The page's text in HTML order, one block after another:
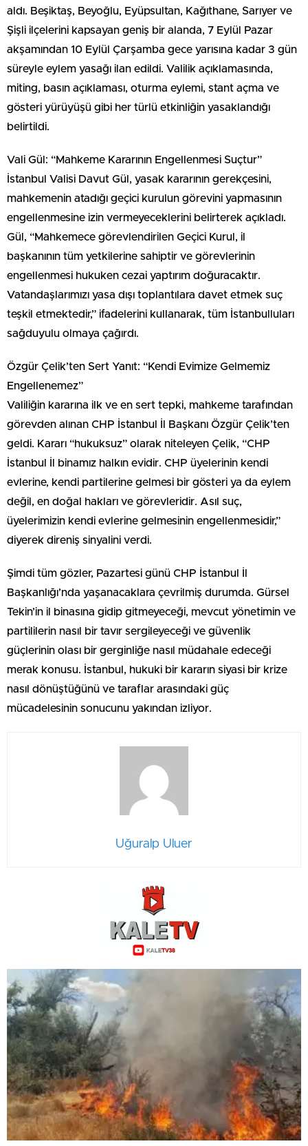
aldı. Beşiktaş, Beyoğlu, Eyüpsultan, Kağıthane, Sarıyer ve
Şişli ilçelerini kapsayan geniş bir alanda, 7 Eylül Pazar
akşamından 10 Eylül Çarşamba gece yarısına kadar 3 gün
süreyle eylem yasağı ilan edildi. Valilik açıklamasında,
miting, basın açıklaması, oturma eylemi, stant açma ve
gösteri yürüyüşü gibi her türlü etkinliğin yasaklandığı
belirtildi.
Vali Gül: “Mahkeme Kararının Engellenmesi Suçtur”
İstanbul Valisi Davut Gül, yasak kararının gerekçesini,
mahkemenin atadığı geçici kurulun görevini yapmasının
engellenmesine izin vermeyeceklerini belirterek açıkladı.
Gül, “Mahkemece görevlendirilen Geçici Kurul, il
başkanının tüm yetkilerine sahiptir ve görevlerinin
engellenmesi hukuken cezai yaptırım doğuracaktır.
Vatandaşlarımızı yasa dışı toplantılara davet etmek suç
teşkil etmektedir,” ifadelerini kullanarak, tüm İstanbulluları
sağduyulu olmaya çağırdı.
Özgür Çelik’ten Sert Yanıt: “Kendi Evimize Gelmemiz
Engellenemez”
Valiliğin kararına ilk ve en sert tepki, mahkeme tarafından
görevden alınan CHP İstanbul İl Başkanı Özgür Çelik’ten
geldi. Kararı “hukuksuz” olarak niteleyen Çelik, “CHP
İstanbul İl binamız halkın evidir. CHP üyelerinin kendi
evlerine, kendi partilerine gelmesi bir gösteri ya da eylem
değil, en doğal hakları ve görevleridir. Asıl suç,
üyelerimizin kendi evlerine gelmesinin engellenmesidir,”
diyerek direniş sinyalini verdi.
Şimdi tüm gözler, Pazartesi günü CHP İstanbul İl
Başkanlığı’nda yaşanacaklara çevrilmiş durumda. Gürsel
Tekin’in il binasına gidip gitmeyeceği, mevcut yönetimin ve
partililerin nasıl bir tavır sergileyeceği ve güvenlik
güçlerinin olası bir gerginliğe nasıl müdahale edeceği
merak konusu. İstanbul, hukuki bir kararın siyasi bir krize
nasıl dönüştüğünü ve taraflar arasındaki güç
mücadelesinin sonucunu yakından izliyor.
Uğuralp Uluer